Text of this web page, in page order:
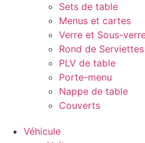
Sets de table
Menus et cartes
Verre et Sous-
Rond de Serviettes
PLV de table
Porte-menu
Nappe de table
Couverts
Véhicule